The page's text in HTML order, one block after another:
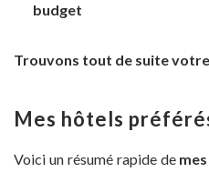
budget
Trouvons tout de suite
Mes hôtels
Voici un résumé rapide de